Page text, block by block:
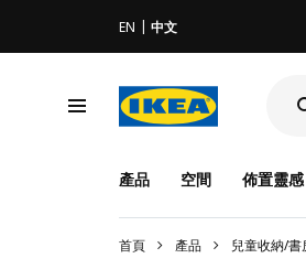
EN 中文
產品 空間 佈置靈感
首頁 產品 兒童收納/書